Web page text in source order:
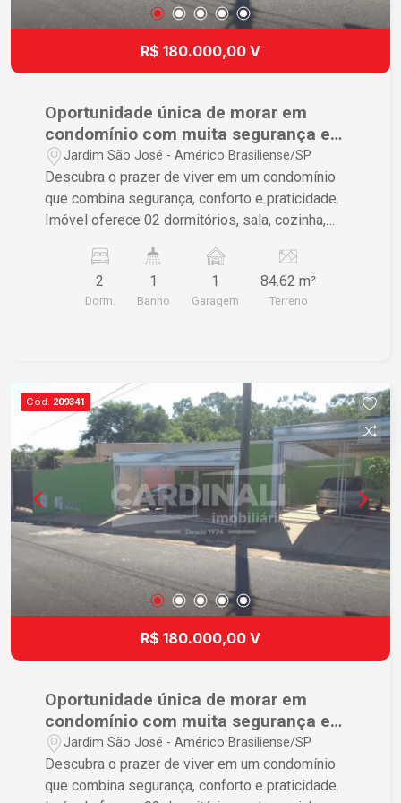
R$ 180.000,00 V
Oportunidade única de morar em
condomínio com muita segurança e
localização espetacular.
Jardim São José - Américo Brasiliense/SP
Descubra o prazer de viver em um condomínio
que combina segurança, conforto e praticidade.
Imóvel oferece 02 dormitórios, sala, cozinha,
Área comum do condomínio conta com espaço
para festa com churrasqueira, garagem coberta,
interfone, portão eletrônico e câmeras de
sua chance de investir em um imóvel que
continuará a valorizar. Entre em contato conosco
e agende sua visita!
2
Dorm.
1
Banho
1
Garagem
84.62 m²
Terreno
Cód. 209341
R$ 180.000,00 V
Oportunidade única de morar em
condomínio com muita segurança e
localização espetacular.
Jardim São José - Américo Brasiliense/SP
Descubra o prazer de viver em um condomínio
que combina segurança, conforto e praticidade.